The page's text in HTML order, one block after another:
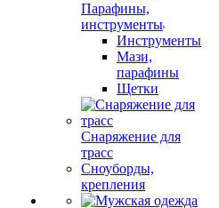
Парафины,
инструменты
Инструменты
Мази,
парафины
Щетки
Снаряжение для
трасс
Сноуборды,
крепления